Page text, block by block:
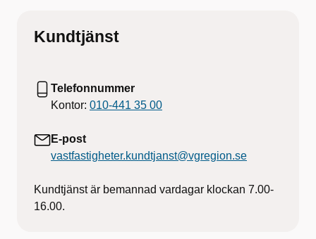
Kundtjänst
Telefonnummer
Kontor: 010-441 35 00
E-post
vastfastigheter.kundtjanst@vgregion.se
Kundtjänst är bemannad vardagar klockan 7.00-
16.00.